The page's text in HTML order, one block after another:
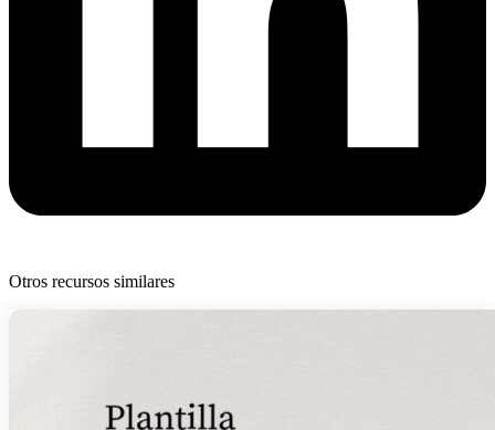
Otros recursos similares